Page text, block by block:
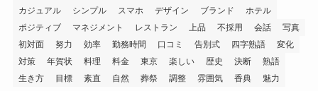
カジュアル
シンプル スマホ デザイン ブランド
ホテル
ポジティブ
マネジメント レストラン 上品 不採用 会話
写真
初対面
努力 効率 勤務時間 口コミ 告別式 四字熟語
変化
対策
年賀状 料理 料金 東京 楽しい 歴史 決断
熟語
生き方
目標 素直 自然 葬祭 調整 雰囲気 香典 魅力